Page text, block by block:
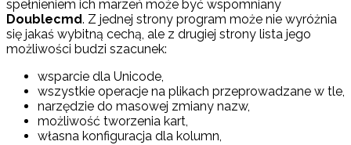
spełnieniem ich marzeń może być wspomniany
Doublecmd. Z jednej strony program może nie wyróżnia
się jakaś wybitną cechą, ale z drugiej strony lista jego
możliwości budzi szacunek:
wsparcie dla Unicode,
wszystkie operacje na plikach przeprowadzane w tle,
narzędzie do masowej zmiany nazw,
możliwość tworzenia kart,
własna konfiguracja dla kolumn,